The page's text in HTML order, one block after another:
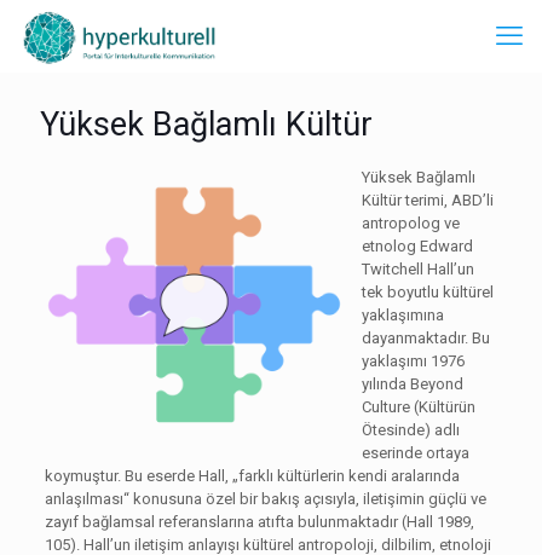
Yüksek Bağlamlı Kültür
Yüksek Bağlamlı
Kültür terimi, ABD’li
antropolog ve
etnolog Edward
Twitchell Hall’un
tek boyutlu kültürel
yaklaşımına
dayanmaktadır. Bu
yaklaşımı 1976
yılında Beyond
Culture (Kültürün
Ötesinde) adlı
eserinde ortaya
koymuştur. Bu eserde Hall, „farklı kültürlerin kendi aralarında
anlaşılması“ konusuna özel bir bakış açısıyla, iletişimin güçlü ve
zayıf bağlamsal referanslarına atıfta bulunmaktadır (Hall 1989,
105). Hall’un iletişim anlayışı kültürel antropoloji, dilbilim, etnoloji